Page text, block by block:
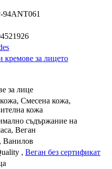
94ANT061
кремове за лицето
за лице
Смесена кожа,
кожа
съдържание на
Веган
Ванилов
, Веган без сертификат